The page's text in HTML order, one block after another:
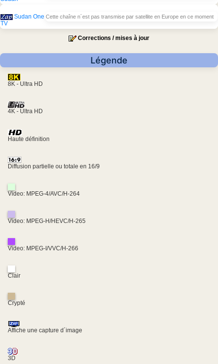
Sudan One
TV
Cette chaîne n´est pas transmise par satellite en Europe en ce moment
Corrections / mises à jour
Légende
8K - Ultra HD
4K - Ultra HD
Haute définition
Diffusion partielle ou totale en 16/9
Video: MPEG-4/AVC/H-264
Video: MPEG-H/HEVC/H-265
Video: MPEG-I/VVC/H-266
Clair
Crypté
Affiche une capture d´image
3D